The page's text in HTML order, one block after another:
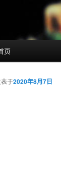
页
于2020年8月7日